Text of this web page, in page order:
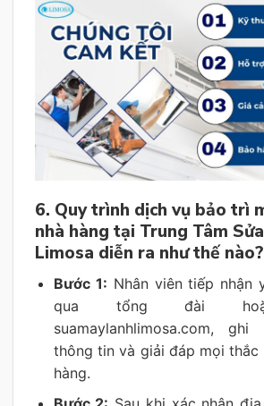
6. Quy trình dịch vụ bảo trì
nhà hàng tại Trung Tâm
Limosa diễn ra như thế nào?
Bước 1: Nhân viên tiếp nhận
qua tổng đài
suamaylanhlimosa.com,
thông tin và giải đáp mọi thắc
hàng.